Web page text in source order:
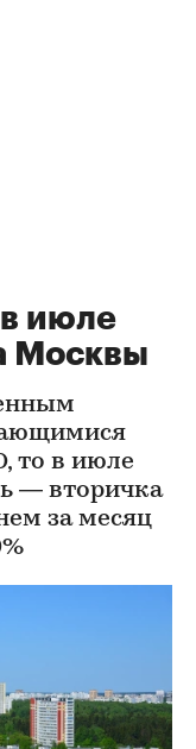
в июле
Москвы
то в июле
— вторичка
за месяц